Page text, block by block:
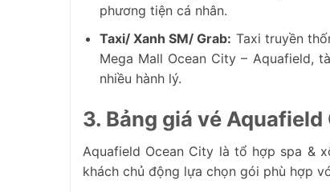
phương tiện cá nhân.
Taxi/ Xanh SM/ Grab: Taxi truyền
Mega Mall Ocean City – Aquafield,
nhiều hành lý.
3. Bảng giá vé
Aquafield Ocean City là tổ hợp spa &
khách chủ động lựa chọn gói phù hợp